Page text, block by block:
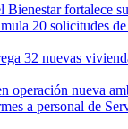
Bienestar fortalece
20 solicitudes
32 nuevas
operación nueva
a personal de